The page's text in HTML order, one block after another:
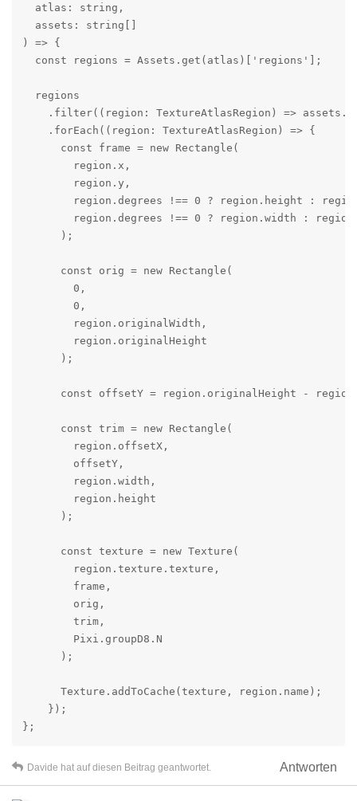
  atlas: string,
  assets: string[]
) => {
  const regions = Assets.get(atlas)['regions'];
  regions
.filter((region: TextureAtlasRegion) =>
    .forEach((region: TextureAtlasRegion) => {
      const frame = new Rectangle(
        region.x,
        region.y,
region.degrees !== 0 ? region.height :
region.degrees !== 0 ? region.width :
      );
      const orig = new Rectangle(
        0,
        0,
        region.originalWidth,
        region.originalHeight
      );
const offsetY = region.originalHeight -
      const trim = new Rectangle(
        region.offsetX,
        offsetY,
        region.width,
        region.height
      );
      const texture = new Texture(
        region.texture.texture,
        frame,
        orig,
        trim,
        Pixi.groupD8.N
      );
      Texture.addToCache(texture, region.name);
    });
};
Antworten
Davide hat auf diesen Beitrag geantwortet.